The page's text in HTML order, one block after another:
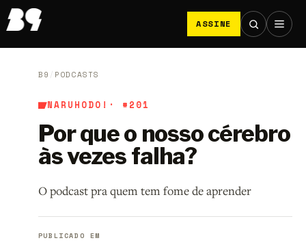
ASSINE
B9 / PODCASTS
NARUHODO! · #201
Por que o nosso cérebro
às vezes falha?
O podcast pra quem tem fome de aprender
PUBLICADO EM